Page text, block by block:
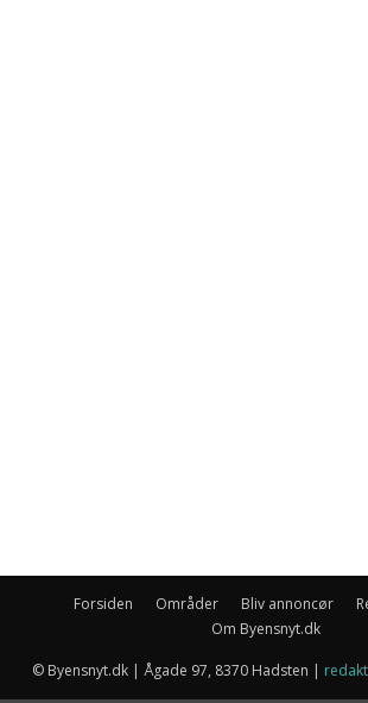
Forsiden Områder Bliv annoncør
Om Byensnyt.dk
© Byensnyt.dk | Ågade 97, 8370 Hadsten |